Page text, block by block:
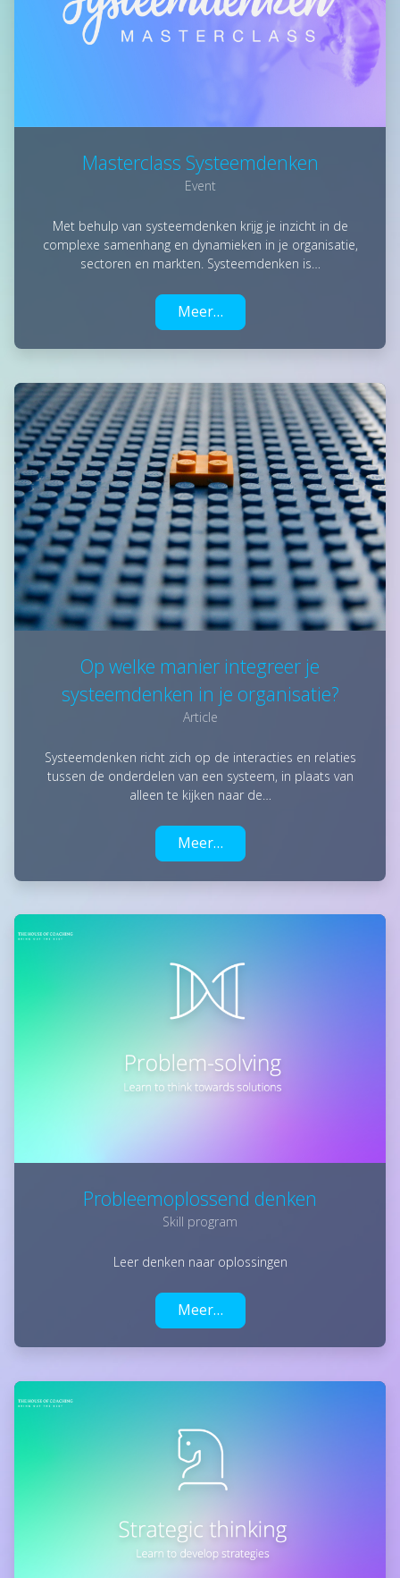
Masterclass Systeemdenken
Event
Met behulp van systeemdenken krijg je inzicht in de
complexe samenhang en dynamieken in je organisatie,
sectoren en markten. Systeemdenken is…
Meer…
Op welke manier integreer je
systeemdenken in je organisatie?
Article
Systeemdenken richt zich op de interacties en relaties
tussen de onderdelen van een systeem, in plaats van
alleen te kijken naar de…
Meer…
Probleemoplossend denken
Skill program
Leer denken naar oplossingen
Meer…